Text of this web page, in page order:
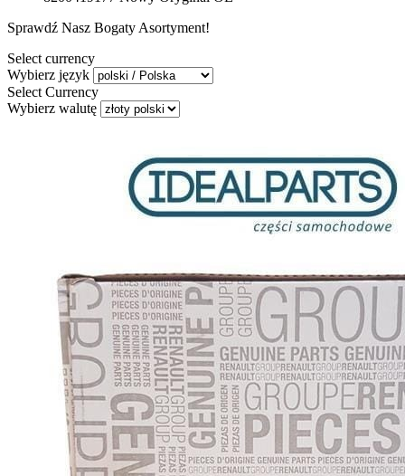
Sprawdź Nasz Bogaty Asortyment!
Select currency
Wybierz język
Select Currency
Wybierz walutę